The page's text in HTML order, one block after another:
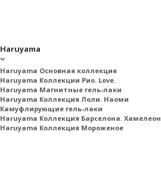
Haruyama
Haruyama Основная коллекция
Haruyama Коллекции Рио. Love.
Haruyama Магнитные гель-лаки
Haruyama Коллекция Лоли. Наоми
Камуфлирующие гель-лаки
Haruyama Коллекция Барселона. Хамелеон
Haruyama Коллекция Мороженое